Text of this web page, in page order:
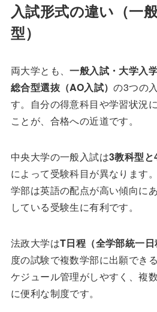
入試形式の違い（一
型）
両大学とも、一般入試・大学入
総合型選抜（AO入試）の3つの
す。自分の得意科目や学習状況
ことが、合格への近道です。
中央大学の一般入試は3教科型と
によって受験科目が異なります
学部は英語の配点が高い傾向に
している受験生に有利です。
法政大学はT日程（全学部統一日
度の試験で複数学部に出願でき
ケジュール管理がしやすく、複
に便利な制度です。